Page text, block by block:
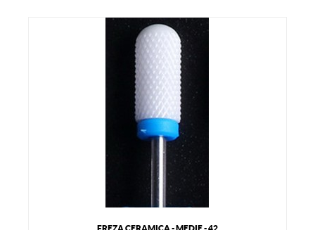
FREZA CERAMICA - MEDIE - 42